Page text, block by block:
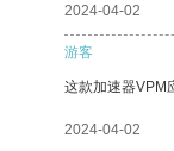
2024-04-02
游客
这款加速器VPM
2024-04-02